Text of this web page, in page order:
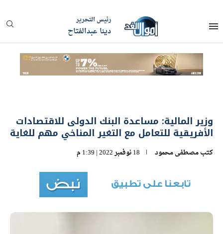
رئيس التحرير
دينا عبدالفتاح
وزير المالية: مساعدة البنك الدولى للاقتصادات
الأفريقية للتعامل مع التغير المناخي مهم للغاية
كتبمصطفى محمود 18 نوفمبر 2022 | 1:39 م